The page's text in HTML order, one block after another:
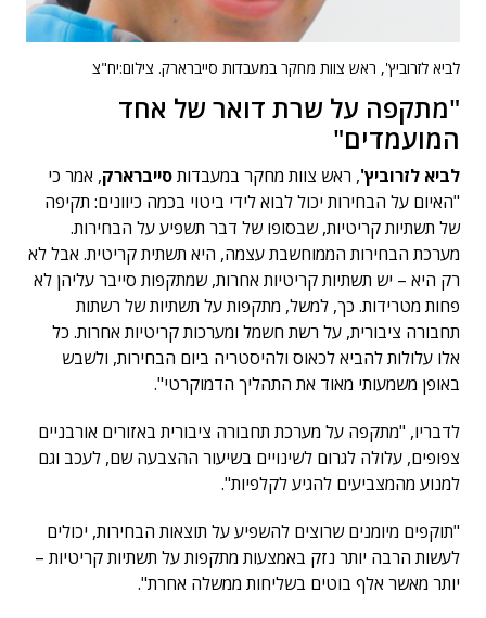
לביא לזרוביץ', ראש צוות מחקר במעבדות סייברארק. צילום:יח"צ
"מתקפה על שרת דואר של אחד
המועמדים"
לביא לזרוביץ', ראש צוות מחקר במעבדותסייברארק, אמר כי
"האיום על הבחירות יכול לבוא לידי ביטוי בכמה כיוונים: תקיפה
של תשתיות קריטיות, שבסופו של דבר תשפיע על הבחירות.
מערכת הבחירות הממוחשבת עצמה, היא תשתית קריטית. אבל לא
רק היא – יש תשתיות קריטיות אחרות, שמתקפות סייבר עליהן לא
פחות מטרידות. כך, למשל, מתקפות על תשתיות של רשתות
תחבורה ציבורית, על רשת חשמל ומערכות קריטיות אחרות. כל
אלו עלולות להביא לכאוס ולהיסטריה ביום הבחירות, ולשבש
באופן משמעותי מאוד את התהליך הדמוקרטי".
לדבריו, "מתקפה על מערכת תחבורה ציבורית באזורים אורבניים
צפופים, עלולה לגרום לשינויים בשיעור ההצבעה שם, לעכב וגם
למנוע מהמצביעים להגיע לקלפיות".
"תוקפים מיומנים שרוצים להשפיע על תוצאות הבחירות, יכולים
לעשות הרבה יותר נזק באמצעות מתקפות על תשתיות קריטיות –
יותר מאשר אלף בוטים בשליחות ממשלה אחרת".